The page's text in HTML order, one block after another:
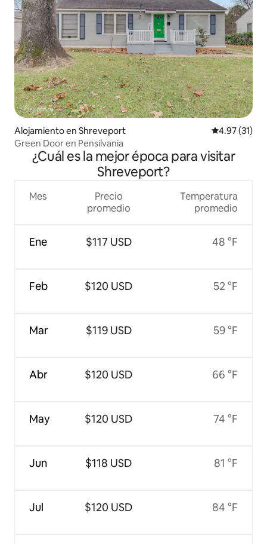
Alojamiento en Shreveport Calificación
4.97 (31)
Green Door en Pensilvania
¿Cuál es la mejor época para visitar
Shreveport?
Mes
Ene
Feb
Mar
Abr
May
Jun
Jul
Precio
promedio
$117 USD
$120 USD
$119 USD
$120 USD
$120 USD
$118 USD
$120 USD
Temperatura
promedio
48 °F
52 °F
59 °F
66 °F
74 °F
81 °F
84 °F